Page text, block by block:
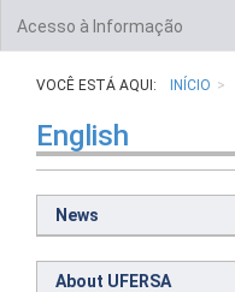
Acesso à Informação
VOCÊ ESTÁ AQUI: INÍCIO
English
News
About UFERSA